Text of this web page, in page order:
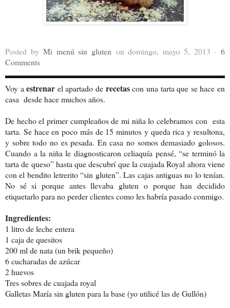
Posted byMi menú sin gluten on domingo, mayo 5, 2013 ·6
Comments
Voy aestrenar el apartado de recetascon una tarta que se hace en
casa desde hace muchos años.
De hecho el primer cumpleaños de mi niña lo celebramos con esta
tarta. Se hace en poco más de 15 minutos y queda rica y resultona,
y sobre todo no es pesada. En casa no somos demasiado golosos.
Cuando a la niña le diagnosticaron celiaquía pensé, “se terminó la
tarta de queso” hasta que descubrí que la cuajada Royal ahora viene
con el bendito letrerito “sin gluten”. Las cajas antiguas no lo tenían.
No sé si porque antes llevaba gluten o porque han decidido
etiquetarlo para no perder clientes como les habría pasado conmigo.
Ingredientes:
1 litro de leche entera
1 caja de quesitos
200 ml de nata (un brik pequeño)
6 cucharadas de azúcar
2 huevos
Tres sobres de cuajada royal
Galletas María sin gluten para la base (yo utilicé las de Gullón)